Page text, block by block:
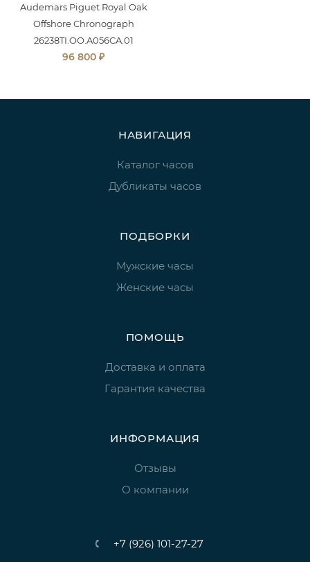
Audemars Piguet Royal Oak
Offshore Chronograph
26238TI.OO.A056CA.01
96 800 ₽
НАВИГАЦИЯ
Каталог часов
Дубликаты часов
ПОДБОРКИ
Мужские часы
Женские часы
ПОМОЩЬ
Доставка и оплата
Гарантия качества
ИНФОРМАЦИЯ
Отзывы
О компании
+7 (926) 101-27-27